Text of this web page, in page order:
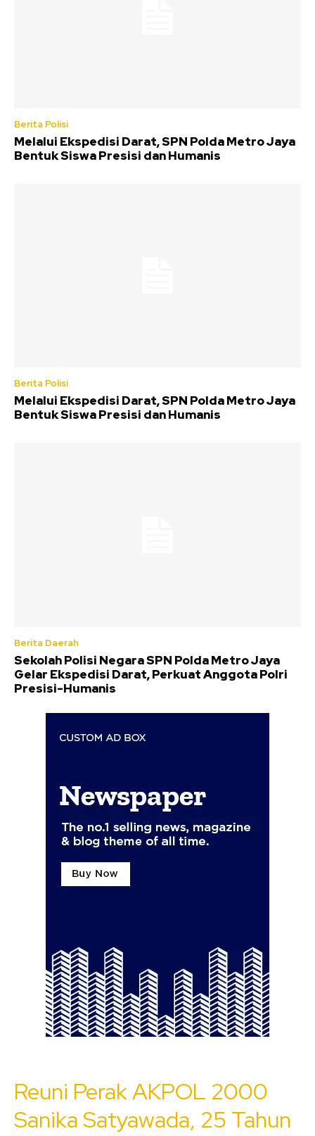
Berita Polisi
Melalui Ekspedisi Darat, SPN Polda Metro Jaya
Bentuk Siswa Presisi dan Humanis
Berita Polisi
Melalui Ekspedisi Darat, SPN Polda Metro Jaya
Bentuk Siswa Presisi dan Humanis
Berita Daerah
Sekolah Polisi Negara SPN Polda Metro Jaya
Gelar Ekspedisi Darat, Perkuat Anggota Polri
Presisi-Humanis
Reuni Perak AKPOL 2000
Sanika Satyawada, 25 Tahun